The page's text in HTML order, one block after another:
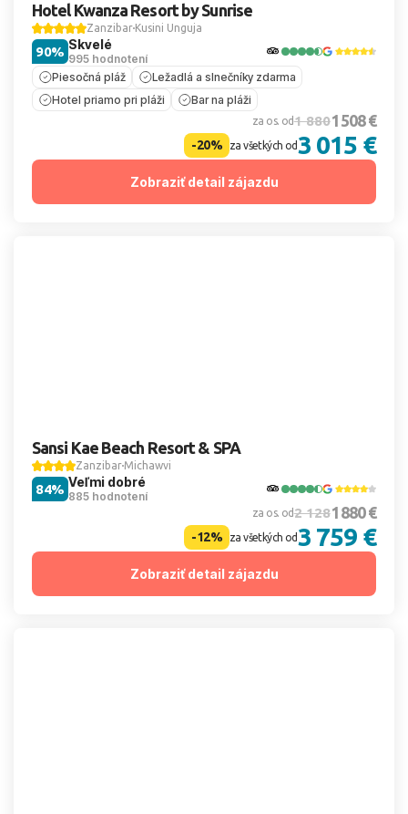
Hotel Kwanza Resort by Sunrise
Zanzibar Kusini Unguja
Skvelé
995 hodnotení
90%
Piesočná pláž
Ležadlá a slnečníky zdarma
Hotel priamo pri pláži
Bar na pláži
za os. od1 8801 508 €
-20% za všetkých od 3 015 €
Zobraziť detail zájazdu
Sansi Kae Beach Resort & SPA
Zanzibar Michawvi
Veľmi dobré
885 hodnotení
84%
za os. od2 1281 880 €
-12% za všetkých od 3 759 €
Zobraziť detail zájazdu